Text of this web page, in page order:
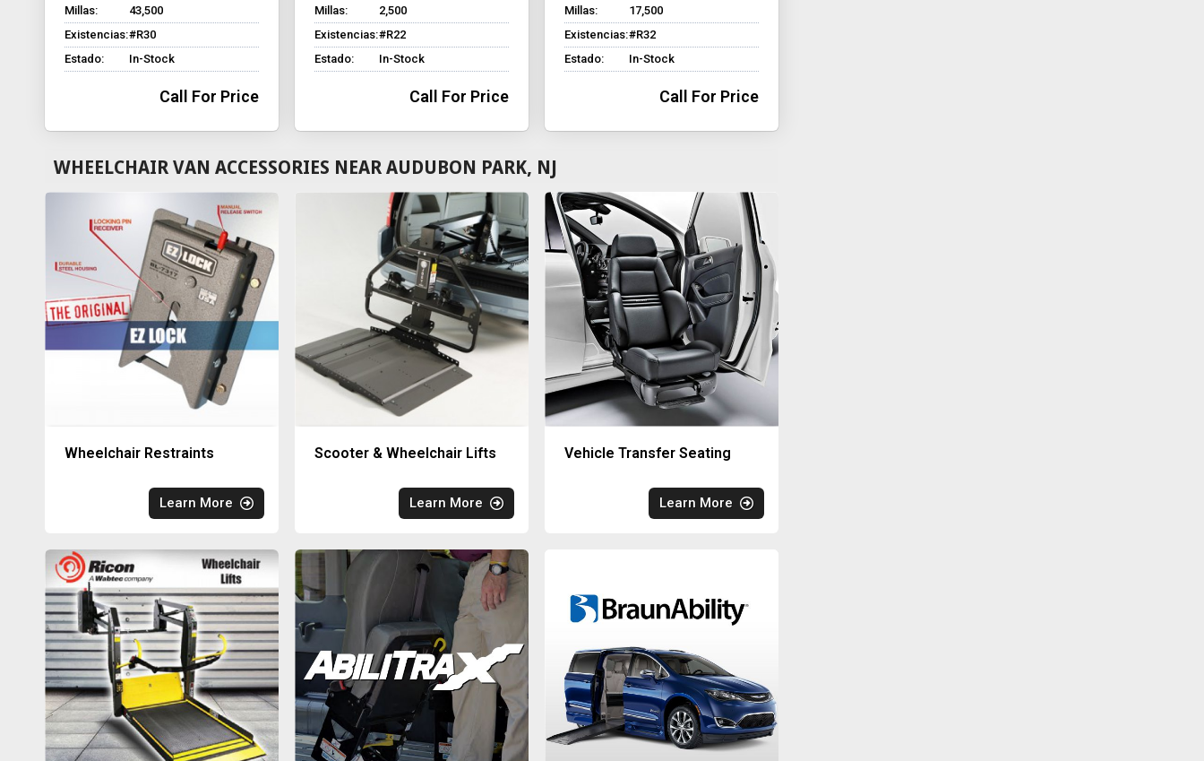
Millas:
43,500
Existencias:#R30
Estado:
In-Stock
Call For Price
Millas:
2,500
Existencias:#R22
Estado:
In-Stock
Call For Price
Millas:
17,500
Existencias:#R32
Estado:
In-Stock
Call For Price
WHEELCHAIR VAN ACCESSORIES NEAR AUDUBON PARK, NJ
Wheelchair Restraints
Learn More
Scooter & Wheelchair Lifts
Learn More
Vehicle Transfer Seating
Learn More